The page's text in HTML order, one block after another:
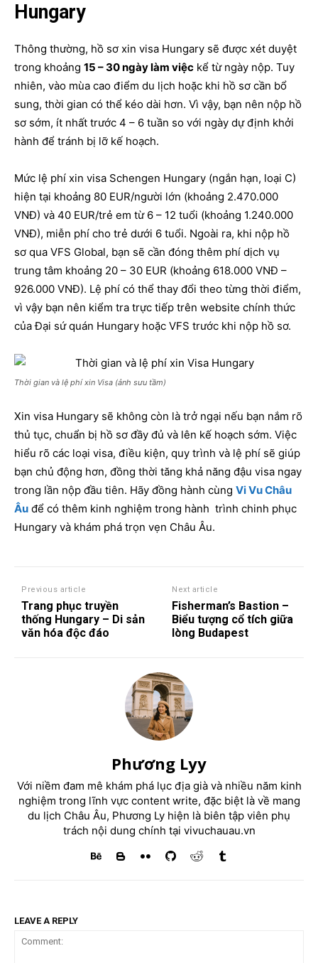
Hungary
Thông thường, hồ sơ xin visa Hungary sẽ được xét duyệt
trong khoảng 15 – 30 ngày làm việc kể từ ngày nộp. Tuy
nhiên, vào mùa cao điểm du lịch hoặc khi hồ sơ cần bổ
sung, thời gian có thể kéo dài hơn. Vì vậy, bạn nên nộp hồ
sơ sớm, ít nhất trước 4 – 6 tuần so với ngày dự định khởi
hành để tránh bị lỡ kế hoạch.
Mức lệ phí xin visa Schengen Hungary (ngắn hạn, loại C)
hiện tại khoảng 80 EUR/người lớn (khoảng 2.470.000
VNĐ) và 40 EUR/trẻ em từ 6 – 12 tuổi (khoảng 1.240.000
VNĐ), miễn phí cho trẻ dưới 6 tuổi. Ngoài ra, khi nộp hồ
sơ qua VFS Global, bạn sẽ cần đóng thêm phí dịch vụ
trung tâm khoảng 20 – 30 EUR (khoảng 618.000 VNĐ –
926.000 VNĐ). Lệ phí có thể thay đổi theo từng thời điểm,
vì vậy bạn nên kiểm tra trực tiếp trên website chính thức
của Đại sứ quán Hungary hoặc VFS trước khi nộp hồ sơ.
Thời gian và lệ phí xin Visa (ảnh sưu tầm)
Xin visa Hungary sẽ không còn là trở ngại nếu bạn nắm rõ
thủ tục, chuẩn bị hồ sơ đầy đủ và lên kế hoạch sớm. Việc
hiểu rõ các loại visa, điều kiện, quy trình và lệ phí sẽ giúp
bạn chủ động hơn, đồng thời tăng khả năng đậu visa ngay
trong lần nộp đầu tiên. Hãy đồng hành cùng Vi Vu Châu
Âu để có thêm kinh nghiệm trong hành trình chinh phục
Hungary và khám phá trọn vẹn Châu Âu.
Previous article
Trang phục truyền
thống Hungary – Di sản
văn hóa độc đáo
Next article
Fisherman’s Bastion –
Biểu tượng cổ tích giữa
lòng Budapest
Phương Lyy
Với niềm đam mê khám phá lục địa già và nhiều năm kinh
nghiệm trong lĩnh vực content write, đặc biệt là về mang
du lịch Châu Âu, Phương Ly hiện là biên tập viên phụ
trách nội dung chính tại vivuchauau.vn
LEAVE A REPLY